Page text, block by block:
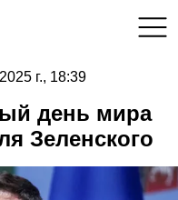
г., 18:39
день мира
Зеленского